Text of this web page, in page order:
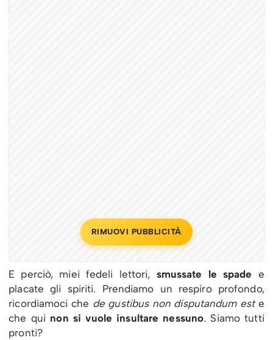
RIMUOVI PUBBLICITÀ
E perciò, miei fedeli lettori, smussate le spade e
placate gli spiriti. Prendiamo un respiro profondo,
ricordiamoci che de gustibus non disputandum este
che qui non si vuole insultare nessuno. Siamo tutti
pronti?